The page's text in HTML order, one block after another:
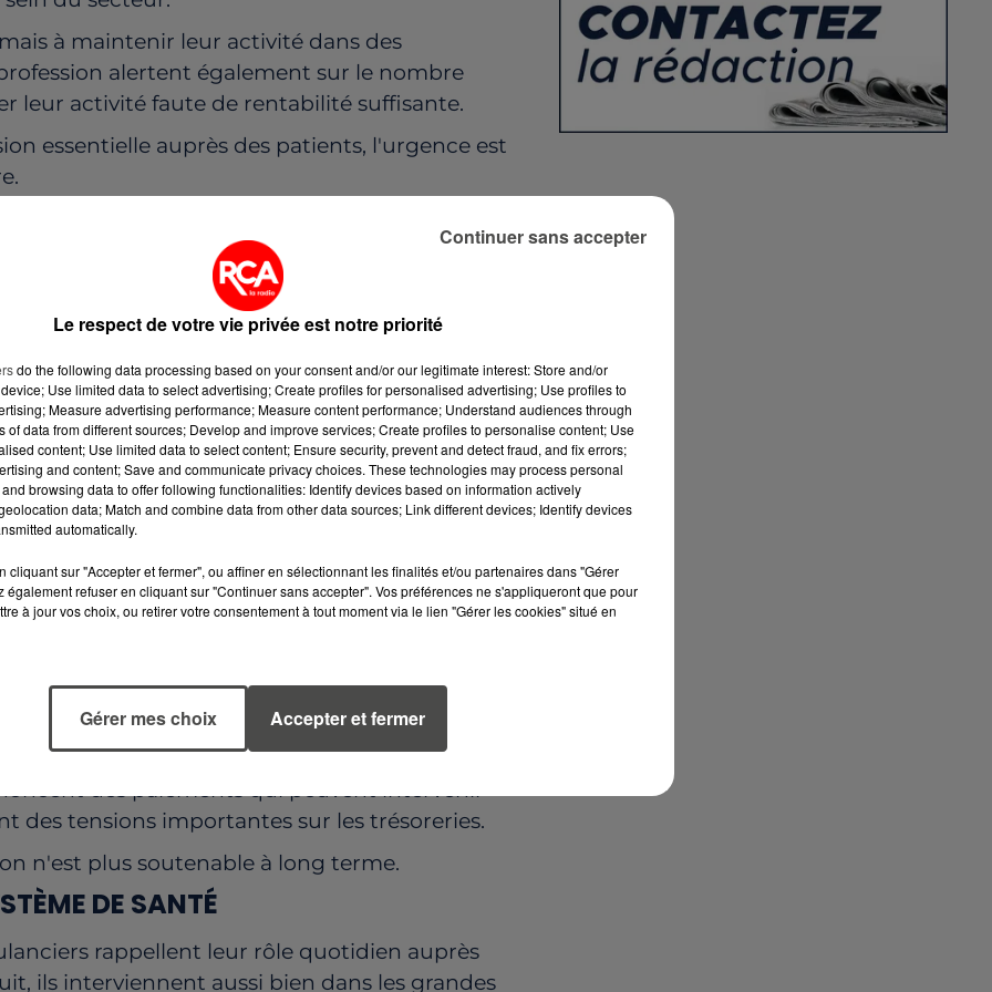
à maintenir leur activité dans des
alertent également sur le nombre
leur activité faute de rentabilité suffisante.
essentielle auprès des patients, l'urgence est
DU TERRAIN
mode de rémunération des transports
par l'Assurance maladie ne reflètent plus les
carburants, aux salaires, à l'entretien des
ont fortement progressé. Or, selon les
certaines missions n'ont pas connu
les recettes et les charges, mettant en péril
TROP LONGS
ambulance représente également une
équipé peut atteindre plusieurs dizaines de
selon les modèles et les équipements
excessifs pour les prestations réalisées
des paiements qui peuvent intervenir
des tensions importantes sur les trésoreries.
n'est plus soutenable à long terme.
DE SANTÉ
rappellent leur rôle quotidien auprès
ils interviennent aussi bien dans les grandes
Le respect de votre vie privée est notre priorité
do the following data processing based on your consent and/or our legitimate interest: Store and/or
Use limited data to select advertising; Create profiles for personalised advertising; Use profiles to
Measure advertising performance; Measure content performance; Understand audiences through
of data from different sources; Develop and improve services; Create profiles to personalise content; Use
content; Use limited data to select content; Ensure security, prevent and detect fraud, and fix errors;
and content; Save and communicate privacy choices. These technologies may process personal
browsing data to offer following functionalities: Identify devices based on information actively
data; Match and combine data from other data sources; Link different devices; Identify devices
automatically.
cliquant sur "Accepter et fermer", ou affiner en sélectionnant les finalités et/ou partenaires dans "Gérer
également refuser en cliquant sur "Continuer sans accepter". Vos préférences ne s'appliqueront que pour
à jour vos choix, ou retirer votre consentement à tout moment via le lien "Gérer les cookies" situé en
Gérer mes choix Accepter et fermer
Continuer sans accepter